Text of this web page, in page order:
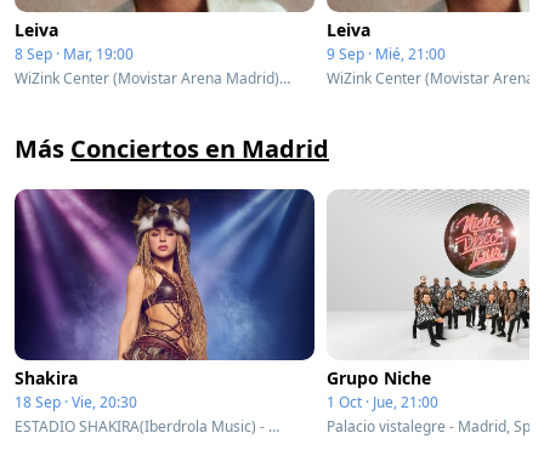
Leiva
8 Sep · Mar, 19:00
WiZink Center (Movistar Arena Madrid) - Complex - Madrid, Spain
Leiva
9 Sep · Mié, 21:00
Más Conciertos en Madrid
Shakira
18 Sep · Vie, 20:30
ESTADIO SHAKIRA(Iberdrola Music) - Madrid, Spain
Grupo Niche
1 Oct · Jue, 21:00
Palacio vistalegre - Madrid,